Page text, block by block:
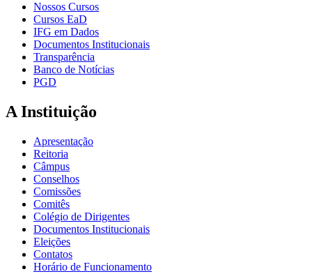
Nossos Cursos
Cursos EaD
IFG em Dados
Documentos Institucionais
Transparência
Banco de Notícias
PGD
A Instituição
Apresentação
Reitoria
Câmpus
Conselhos
Comissões
Comitês
Colégio de Dirigentes
Documentos Institucionais
Eleições
Contatos
Horário de Funcionamento